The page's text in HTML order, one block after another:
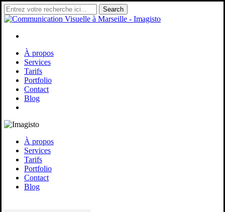
Skip
to
content
Search
Close
search
Menu
À propos
Services
Tarifs
Portfolio
Contact
Blog
À propos
Services
Tarifs
Portfolio
Contact
Blog